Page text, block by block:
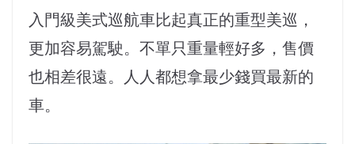
入門級美式巡航車比起真正的重型美巡，
更加容易駕駛。不單只重量輕好多，售價
也相差很遠。人人都想拿最少錢買最新的
車。